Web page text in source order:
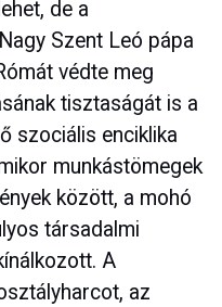
de a
Szent Leó pápa
védte meg
tisztaságát is a
szociális enciklika
munkástömegek
között, a mohó
társadalmi
A
az